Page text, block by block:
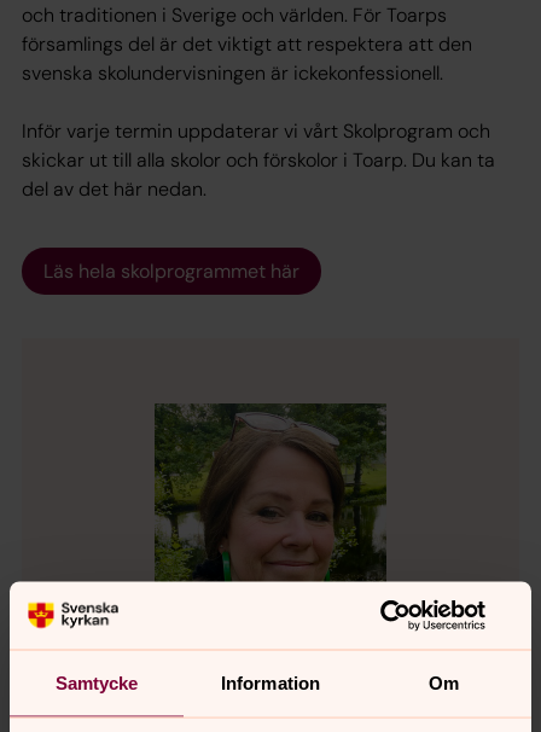
Samtycke Information Om
och traditionen i Sverige och världen. För Toarps
församlings del är det viktigt att respektera att den
svenska skolundervisningen är ickekonfessionell.
Inför varje termin uppdaterar vi vårt Skolprogram och
skickar ut till alla skolor och förskolor i Toarp. Du kan ta
del av det här nedan.
Läs hela skolprogrammet här
Anna Lenjesson